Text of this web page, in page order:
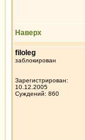
Наверх
filoleg
заблокирован
Зарегистрирован:
10.12.2005
Суждений: 860